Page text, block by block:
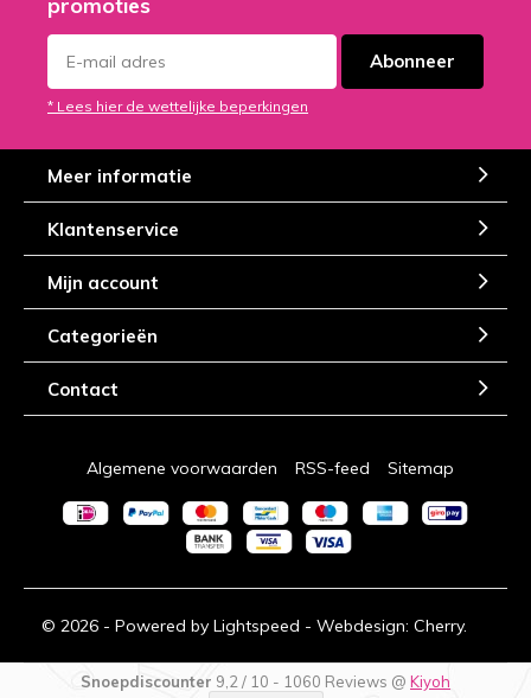
Abonneer
* Lees hier de wettelijke beperkingen
Meer informatie
Klantenservice
Mijn account
Categorieën
Contact
© 2026 - Powered by Lightspeed - Webdesign: Cherry.
Algemene voorwaarden RSS-feed Sitemap
Snoepdiscounter 9,2 / 10 - 1060 Reviews @ Kiyoh